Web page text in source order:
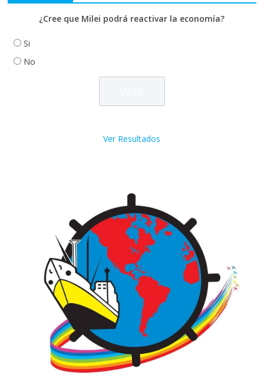
¿Cree que Milei podrá reactivar la economía?
Si
No
Ver Resultados